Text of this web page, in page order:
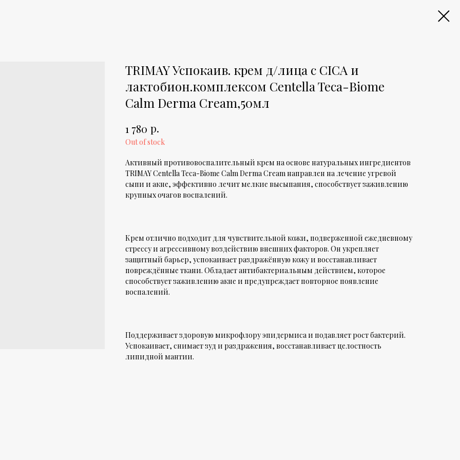
TRIMAY Успокаив. крем д/лица с CICA и
лактобион.комплексом Centella Teca-Biome
Calm Derma Cream,50мл
1 780 р.
Out of stock
Активный противовоспалительный крем на основе натуральных ингредиентов
TRIMAY Centella Teca-Biome Calm Derma Cream направлен на лечение угревой
сыпи и акне, эффективно лечит мелкие высыпания, способствует заживлению
крупных очагов воспалений.
Крем отлично подходит для чувствительной кожи, подверженной ежедневному
стрессу и агрессивному воздействию внешних факторов. Он укрепляет
защитный барьер, успокаивает раздражённую кожу и восстанавливает
повреждённые ткани. Обладает антибактериальным действием, которое
способствует заживлению акне и предупреждает повторное появление
воспалений.
Поддерживает здоровую микрофлору эпидермиса и подавляет рост бактерий.
Успокаивает, снимает зуд и раздражения, восстанавливает целостность
липидной мантии.